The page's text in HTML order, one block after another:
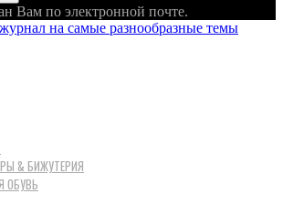
Вам по электронной почте.
на самые разнообразные темы
& БИЖУТЕРИЯ
ОБУВЬ